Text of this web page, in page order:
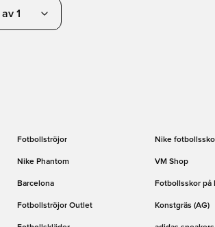
1
Fotbollströjor Nike
Nike Phantom VM Shop
Barcelona Fotbollsskor på
Fotbollströjor Outlet Konstgräs (AG)